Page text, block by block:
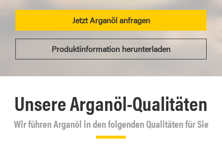
Jetzt Arganöl anfragen
Produktinformation herunterladen
Unsere Arganöl-Qualitäten
Wir führen Arganöl in den folgenden Qualitäten für Sie